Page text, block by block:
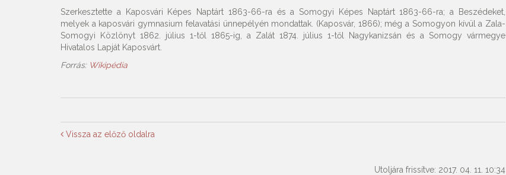
Szerkesztette a Kaposvári Képes Naptárt 1863-66-ra és a Somogyi Képes Naptárt 1863-66-ra; a Beszédeket,
melyek a kaposvári gymnasium felavatási ünnepélyén mondattak. (Kaposvár, 1866); még a Somogyon kívül a Zala-
Somogyi Közlönyt 1862. július 1-től 1865-ig, a Zalát 1874. július 1-től Nagykanizsán és a Somogy vármegye
Hivatalos Lapját Kaposvárt.
Forrás: Wikipédia
Vissza az előző oldalra
Utoljára frissítve: 2017. 04. 11. 10:34